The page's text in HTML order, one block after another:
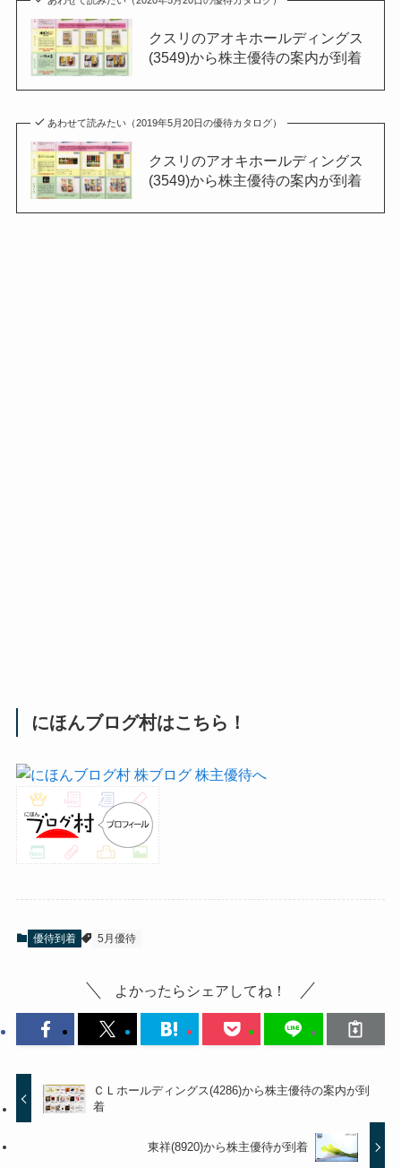
クスリのアオキホールディングス
(3549)から株主優待の案内が到着
あわせて読みたい（2019年5月20日の優待カタログ）
クスリのアオキホールディングス
(3549)から株主優待の案内が到着
にほんブログ村はこちら！
優待到着 5月優待
よかったらシェアしてね！
ＣＬホールディングス(4286)から株主優待の案内が到
着
東祥(8920)から株主優待が到着